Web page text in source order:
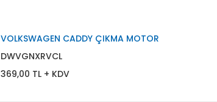
VOLKSWAGEN CADDY ÇIKMA MOTOR
DWVGNXRVCL
369,00 TL + KDV